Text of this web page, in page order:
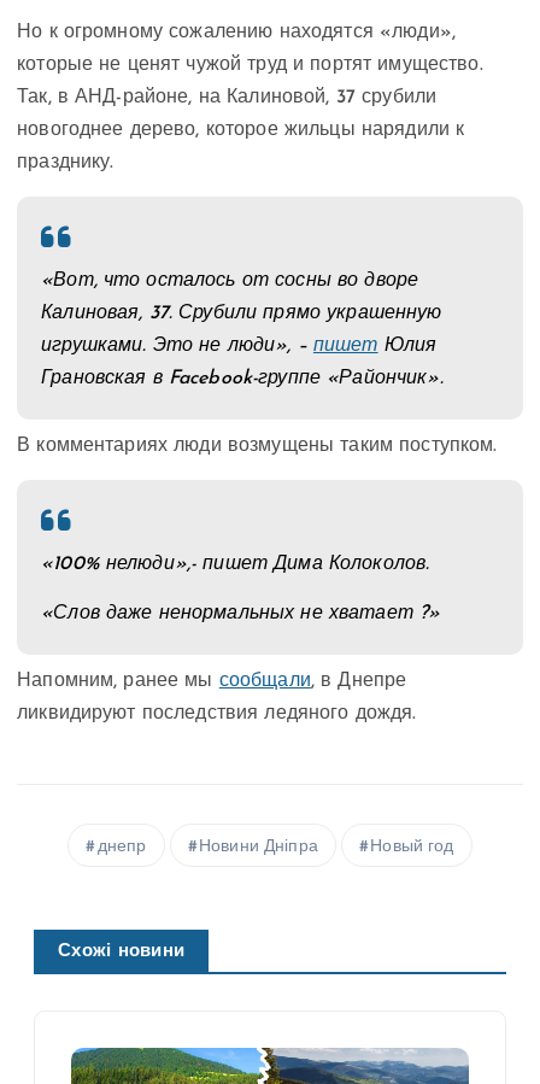
Но к огромному сожалению находятся «люди»,
которые не ценят чужой труд и портят имущество.
Так, в АНД-районе, на Калиновой, 37 срубили
новогоднее дерево, которое жильцы нарядили к
празднику.
«Вот, что осталось от сосны во дворе
Калиновая, 37. Срубили прямо украшенную
игрушками. Это не люди», – пишет Юлия
Грановская в Facebook-группе «Райончик».
В комментариях люди возмущены таким поступком.
«100% нелюди»,- пишет Дима Колоколов.
«Слов даже ненормальных не хватает ?»
Напомним, ранее мы сообщали, в Днепре
ликвидируют последствия ледяного дождя.
днепр Новини Дніпра Новый год
Схожі новини